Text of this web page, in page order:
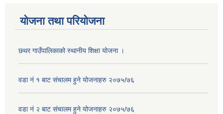
योजना तथा परियोजना
छथर गाउँपालिकाको स्थानीय शिक्षा योजना ।
वडा नं १ बाट संचालम हुने योजनाहरु २०७५/७६
वडा नं २ बाट संचालम हुने योजनाहरु २०७५/७६